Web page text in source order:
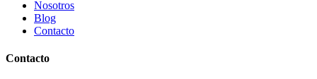
Nosotros
Blog
Contacto
Contacto